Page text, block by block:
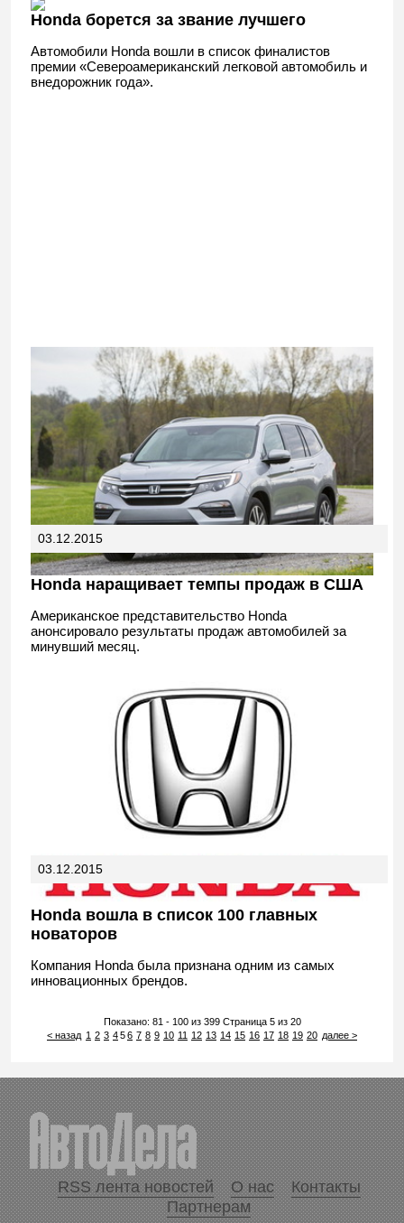
Honda борется за звание лучшего
Автомобили Honda вошли в список финалистов
премии «Североамериканский легковой автомобиль и
внедорожник года».
03.12.2015
Honda наращивает темпы продаж в США
Американское представительство Honda
анонсировало результаты продаж автомобилей за
минувший месяц.
03.12.2015
Honda вошла в список 100 главных
новаторов
Компания Honda была признана одним из самых
инновационных брендов.
Показано: 81 - 100 из 399 Страница 5 из 20
< назад 1 2 3 456 7 8 9 10 11 12 13 14 15 16 17 18 19 20 далее >
RSS лента новостей О нас
Контакты
Партнерам